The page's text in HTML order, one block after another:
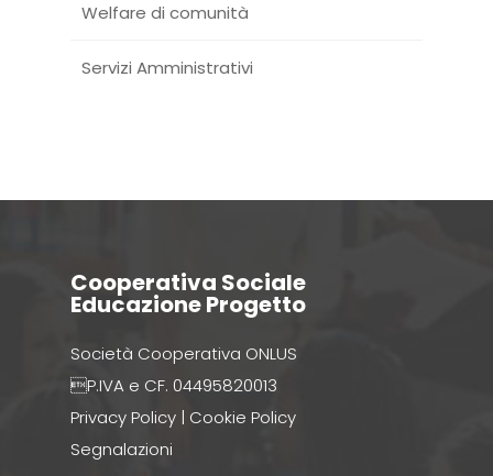
Welfare di comunità
Servizi Amministrativi
Cooperativa Sociale
Educazione Progetto
Società Cooperativa ONLUS
P.IVA e CF. 04495820013
Privacy Policy | Cookie Policy
Segnalazioni